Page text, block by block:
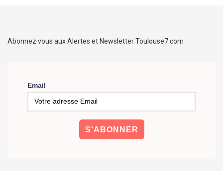
Abonnez vous aux Alertes et Newsletter Toulouse7.com
Email